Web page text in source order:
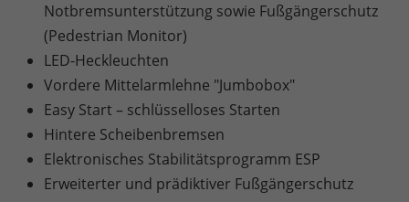
Notbremsunterstützung sowie Fußgängerschutz
(Pedestrian Monitor)
LED-Heckleuchten
Vordere Mittelarmlehne "Jumbobox"
Easy Start – schlüsselloses Starten
Hintere Scheibenbremsen
Elektronisches Stabilitätsprogramm ESP
Erweiterter und prädiktiver Fußgängerschutz